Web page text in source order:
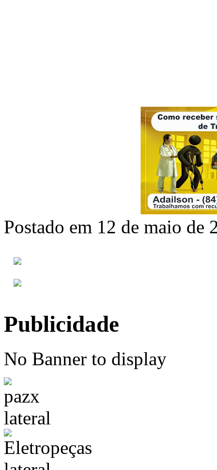
Postado em 12 de maio de
Publicidade
No Banner to display